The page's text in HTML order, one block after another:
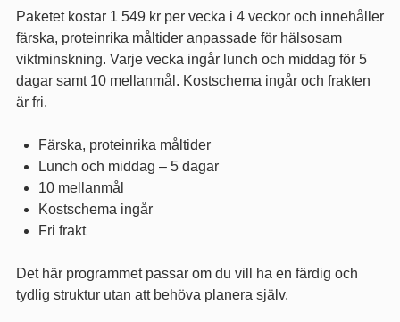
Paketet kostar 1 549 kr per vecka i 4 veckor och innehåller
färska, proteinrika måltider anpassade för hälsosam
viktminskning. Varje vecka ingår lunch och middag för 5
dagar samt 10 mellanmål. Kostschema ingår och frakten
är fri.
Färska, proteinrika måltider
Lunch och middag – 5 dagar
10 mellanmål
Kostschema ingår
Fri frakt
Det här programmet passar om du vill ha en färdig och
tydlig struktur utan att behöva planera själv.